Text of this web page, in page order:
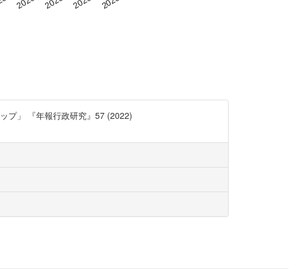
プ」 『年報行政研究』57 (2022)